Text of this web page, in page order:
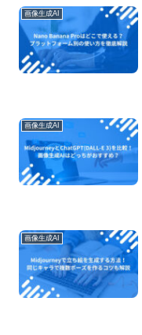
画像生成AI
画像生成AI
画像生成AI